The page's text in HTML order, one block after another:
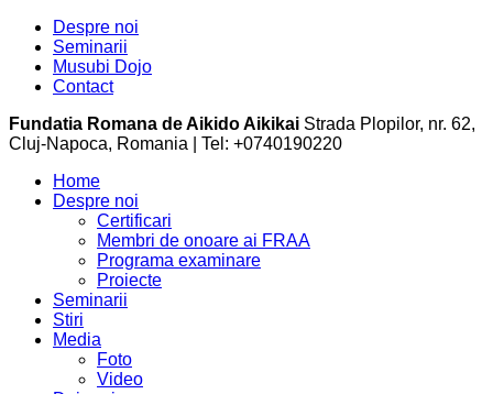
Despre noi
Seminarii
Musubi Dojo
Contact
Fundatia Romana de Aikido Aikikai Strada Plopilor, nr. 62,
Cluj-Napoca, Romania | Tel: +0740190220
Home
Despre noi
Certificari
Membri de onoare ai FRAA
Programa examinare
Proiecte
Seminarii
Stiri
Media
Foto
Video